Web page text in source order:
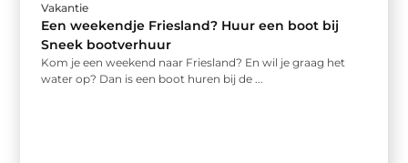
Vakantie
Een weekendje Friesland? Huur een boot bij
Sneek bootverhuur
Kom je een weekend naar Friesland? En wil je graag het
water op? Dan is een boot huren bij de ...